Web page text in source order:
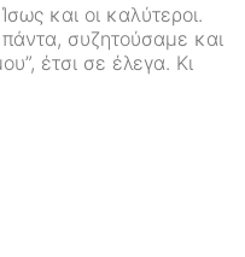
και οι καλύτεροι.
συζητούσαμε και
έτσι σε έλεγα. Κι